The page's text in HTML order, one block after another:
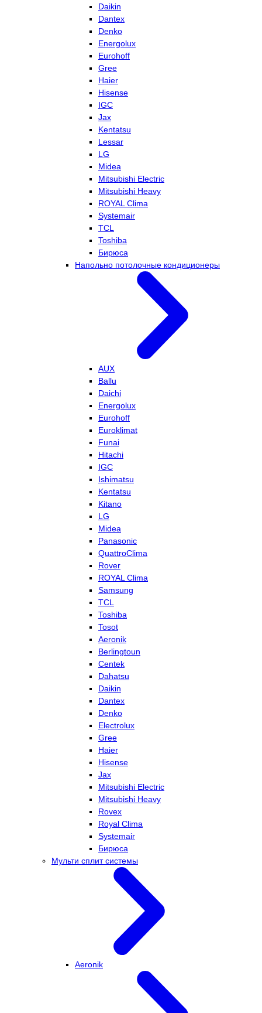
Daikin
Dantex
Denko
Energolux
Eurohoff
Gree
Haier
Hisense
IGC
Jax
Kentatsu
Lessar
LG
Midea
Mitsubishi Electric
Mitsubishi Heavy
ROYAL Clima
Systemair
TCL
Toshiba
Бирюса
Напольно потолочные кондиционеры
AUX
Ballu
Daichi
Energolux
Eurohoff
Euroklimat
Funai
Hitachi
IGC
Ishimatsu
Kentatsu
Kitano
LG
Midea
Panasonic
QuattroClima
Rover
ROYAL Clima
Samsung
TCL
Toshiba
Tosot
Aeronik
Berlingtoun
Centek
Dahatsu
Daikin
Dantex
Denko
Electrolux
Gree
Haier
Hisense
Jax
Mitsubishi Electric
Mitsubishi Heavy
Rovex
Royal Clima
Systemair
Бирюса
Мульти сплит системы
Aeronik